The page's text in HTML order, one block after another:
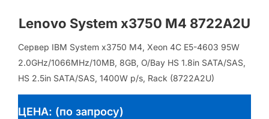
Lenovo System x3750 M4 8722A2U
Сервер IBM System x3750 M4, Xeon 4C E5-4603 95W
2.0GHz/1066MHz/10MB, 8GB, O/Bay HS 1.8in SATA/SAS,
HS 2.5in SATA/SAS, 1400W p/s, Rack (8722A2U)
ЦЕНА: (по запросу)